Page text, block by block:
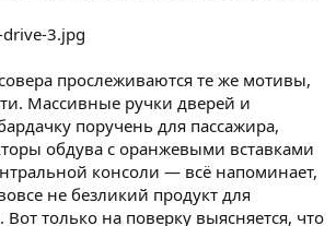
прослеживаются те же мотивы,
Массивные ручки дверей и
поручень для пассажира,
обдува с оранжевыми вставками
консоли — всё напоминает,
не безликий продукт для
только на поверку выясняется, что